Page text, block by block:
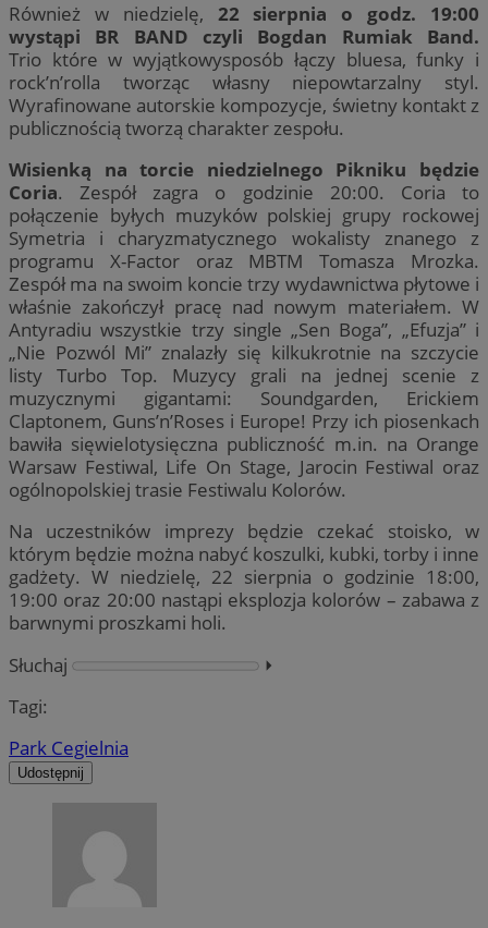
Również w niedzielę, 22 sierpnia o godz. 19:00
wystąpi BR BAND czyli Bogdan Rumiak Band.
Trio które w wyjątkowysposób łączy bluesa, funky i
rock’n’rolla tworząc własny niepowtarzalny styl.
Wyrafinowane autorskie kompozycje, świetny kontakt z
publicznością tworzą charakter zespołu.
Wisienką na torcie niedzielnego Pikniku będzie
Coria. Zespół zagra o godzinie 20:00. Coria to
połączenie byłych muzyków polskiej grupy rockowej
Symetria i charyzmatycznego wokalisty znanego z
programu X-Factor oraz MBTM Tomasza Mrozka.
Zespół ma na swoim koncie trzy wydawnictwa płytowe i
właśnie zakończył pracę nad nowym materiałem. W
Antyradiu wszystkie trzy single „Sen Boga”, „Efuzja” i
„Nie Pozwól Mi” znalazły się kilkukrotnie na szczycie
listy Turbo Top. Muzycy grali na jednej scenie z
muzycznymi gigantami: Soundgarden, Erickiem
Claptonem, Guns’n’Roses i Europe! Przy ich piosenkach
bawiła sięwielotysięczna publiczność m.in. na Orange
Warsaw Festiwal, Life On Stage, Jarocin Festiwal oraz
ogólnopolskiej trasie Festiwalu Kolorów.
Na uczestników imprezy będzie czekać stoisko, w
którym będzie można nabyć koszulki, kubki, torby i inne
gadżety. W niedzielę, 22 sierpnia o godzinie 18:00,
19:00 oraz 20:00 nastąpi eksplozja kolorów – zabawa z
barwnymi proszkami holi.
Słuchaj
⏵︎
Tagi:
Park Cegielnia
Udostępnij